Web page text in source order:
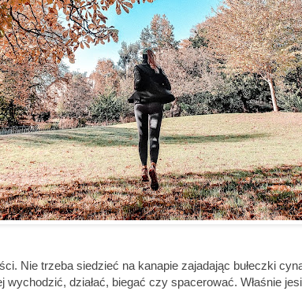
Nie trzeba siedzieć na kanapie zajadając bułeczki
wychodzić, działać, biegać czy spacerować. Właśnie